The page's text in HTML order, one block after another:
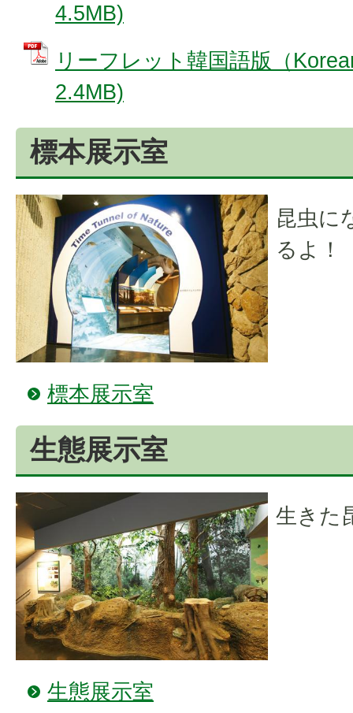
4.5MB)
リーフレット韓国語版（
2.4MB)
標本展示室
昆虫に
るよ！
標本展示室
生態展示室
生きた
生態展示室